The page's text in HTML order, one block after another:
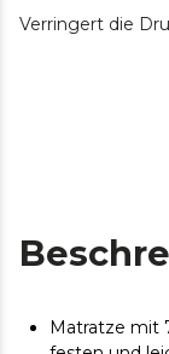
Verringert die
Matratze mit